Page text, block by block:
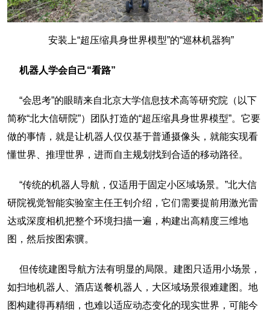
安装上“超压缩具身世界模型”的“巡林机器狗”
机器人学会自己“看路”
“会思考”的眼睛来自北京大学信息技术高等研究院（以下
简称“北大信研院”）团队打造的“超压缩具身世界模型”。它要
做的事情，就是让机器人仅仅基于普通摄像头，就能实现看
懂世界、推理世界，进而自主规划找到合适的移动路径。
“传统的机器人导航，仅适用于固定小区域场景。”北大信
研院视觉智能实验室主任王钊介绍，它们需要提前用激光雷
达或深度相机把整个环境扫描一遍，构建出高精度三维地
图，然后按图索骥。
但传统建图导航方法有明显的局限。建图只适用小场景，
如扫地机器人、酒店送餐机器人，大区域场景很难建图。地
图构建得再精细，也难以适应动态变化的现实世界，可能今